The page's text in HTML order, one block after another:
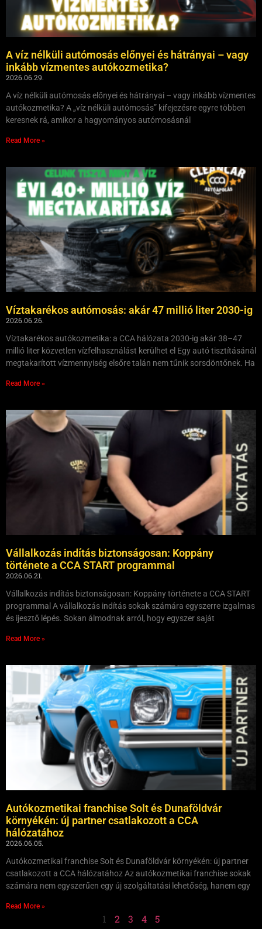
A víz nélküli autómosás előnyei és hátrányai – vagy
inkább vízmentes autókozmetika?
2026.06.29.
A víz nélküli autómosás előnyei és hátrányai – vagy inkább vízmentes
autókozmetika? A „víz nélküli autómosás” kifejezésre egyre többen
keresnek rá, amikor a hagyományos autómosásnál
Read More »
Víztakarékos autómosás: akár 47 millió liter 2030-ig
2026.06.26.
Víztakarékos autókozmetika: a CCA hálózata 2030-ig akár 38–47
millió liter közvetlen vízfelhasználást kerülhet el Egy autó tisztításánál
megtakarított vízmennyiség elsőre talán nem tűnik sorsdöntőnek. Ha
Read More »
Vállalkozás indítás biztonságosan: Koppány
története a CCA START programmal
2026.06.21.
Vállalkozás indítás biztonságosan: Koppány története a CCA START
programmal A vállalkozás indítás sokak számára egyszerre izgalmas
és ijesztő lépés. Sokan álmodnak arról, hogy egyszer saját
Read More »
Autókozmetikai franchise Solt és Dunaföldvár
környékén: új partner csatlakozott a CCA
hálózatához
2026.06.05.
Autókozmetikai franchise Solt és Dunaföldvár környékén: új partner
csatlakozott a CCA hálózatához Az autókozmetikai franchise sokak
számára nem egyszerűen egy új szolgáltatási lehetőség, hanem egy
Read More »
1 2 3 4 5